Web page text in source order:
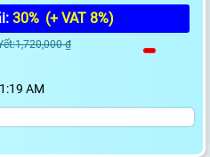
30% (+ VAT 8%)
₫
AM